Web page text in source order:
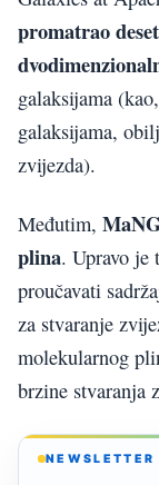
promatrao
galaksijama
galaksijama,
zvijezda).
Međutim,
plina. Upravo je
proučavati
za stvaranje
molekularnog
brzine stvaranja
NEWSLETTER